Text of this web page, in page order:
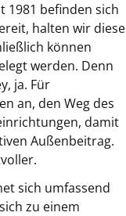
1981 befinden sich
halten wir diese
können
werden. Denn
ja. Für
an, den Weg des
damit
Außenbeitrag.
sich umfassend
zu einem